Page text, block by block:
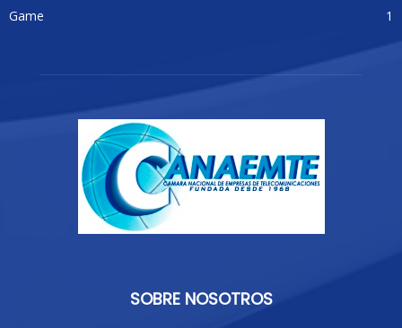
Game
1
SOBRE NOSOTROS